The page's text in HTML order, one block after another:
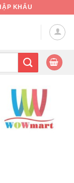
KHẨU